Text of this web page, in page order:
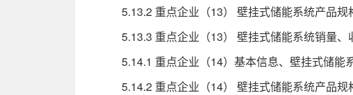
5.13.2 重点企业（13） 壁挂式储能系统产品规
5.13.3 重点企业（13） 壁挂式储能系统销量、
5.14.1 重点企业（14）基本信息、壁挂式储能
5.14.2 重点企业（14） 壁挂式储能系统产品规